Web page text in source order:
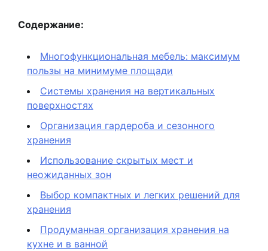
Содержание:
Многофункциональная мебель: максимум
пользы на минимуме площади
Системы хранения на вертикальных
поверхностях
Организация гардероба и сезонного
хранения
Использование скрытых мест и
неожиданных зон
Выбор компактных и легких решений для
хранения
Продуманная организация хранения на
кухне и в ванной